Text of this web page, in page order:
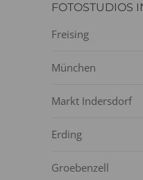
FOTOSTUDIOS
Freising
München
Markt Indersdorf
Erding
Groebenzell